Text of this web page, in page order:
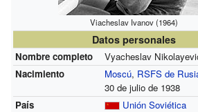
Viacheslav Ivanov (1964)
Datos personales
Nombre completo
Vyacheslav
Nacimiento
Moscú, RSFS de
30 de julio de 1938
País
Unión Soviética